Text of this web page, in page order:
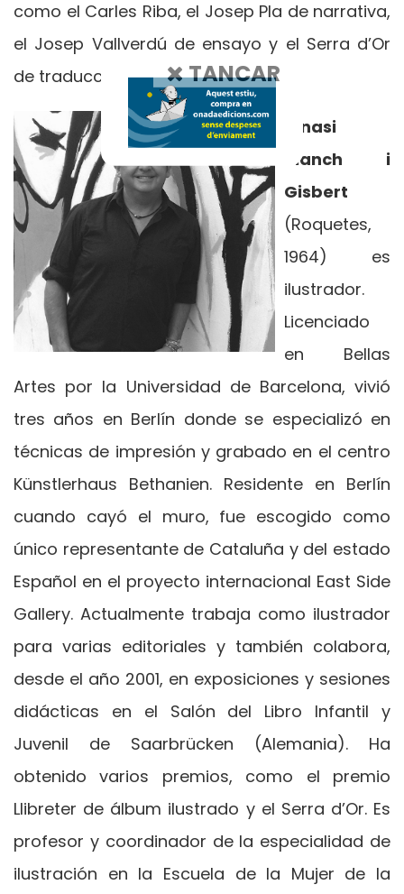
como el Carles Riba, el Josep Pla de narrativa,
el Josep Vallverdú de ensayo y el Serra d’Or
de traducción poética.
Ignasi
Blanch i
Gisbert
(Roquetes,
1964) es
ilustrador.
Licenciado
en Bellas
Artes por la Universidad de Barcelona, vivió
tres años en Berlín donde se especializó en
técnicas de impresión y grabado en el centro
Künstlerhaus Bethanien. Residente en Berlín
cuando cayó el muro, fue escogido como
único representante de Cataluña y del estado
Español en el proyecto internacional East Side
Gallery. Actualmente trabaja como ilustrador
para varias editoriales y también colabora,
desde el año 2001, en exposiciones y sesiones
didácticas en el Salón del Libro Infantil y
Juvenil de Saarbrücken (Alemania). Ha
obtenido varios premios, como el premio
Llibreter de álbum ilustrado y el Serra d’Or. Es
profesor y coordinador de la especialidad de
ilustración en la Escuela de la Mujer de la
TANCAR